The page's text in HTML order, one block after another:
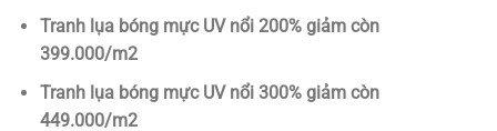
Tranh lụa bóng mực UV nổi 200% giảm còn
399.000/m2
Tranh lụa bóng mực UV nổi 300% giảm còn
449.000/m2